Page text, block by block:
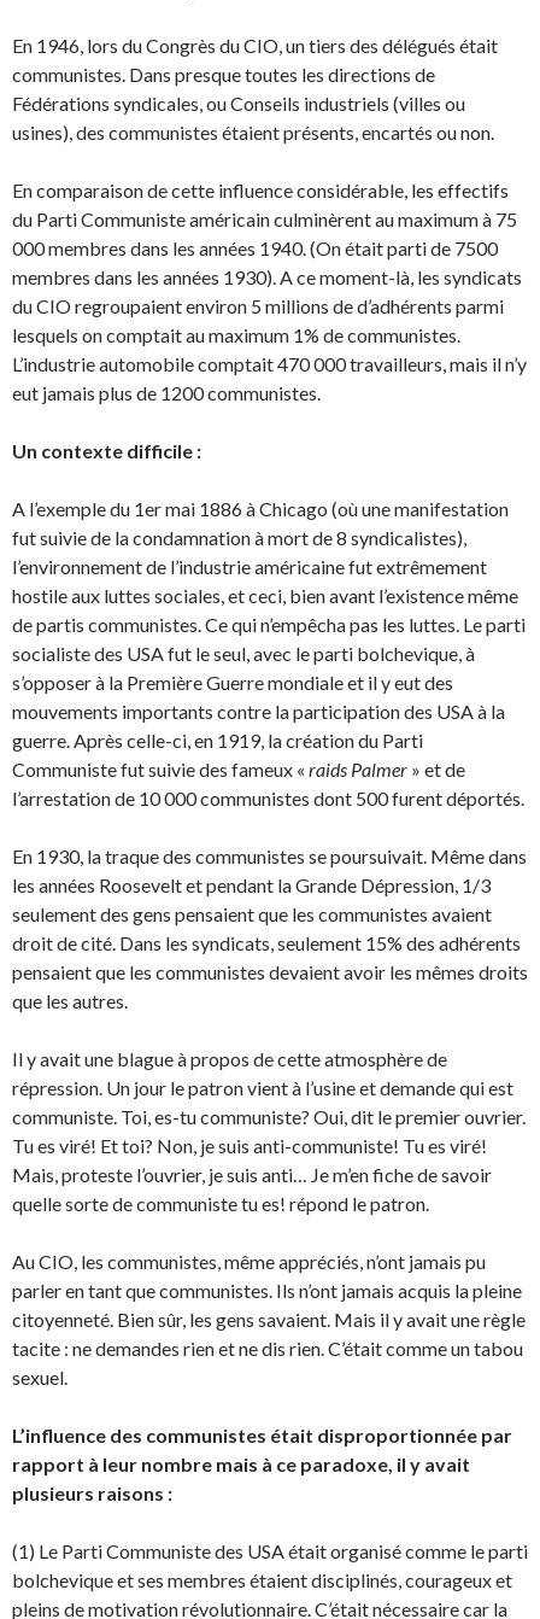
En 1946, lors du Congrès du CIO, un tiers des délégués était
communistes. Dans presque toutes les directions de
Fédérations syndicales, ou Conseils industriels (villes ou
usines), des communis­tes étaient présents, encartés ou non.
En comparaison de cette influence considérable, les effectifs
du Parti Communiste américain cul­minèrent au maximum à 75
000 membres dans les années 1940. (On était parti de 7500
membres dans les années 1930). A ce moment-là, les syndicats
du CIO regroupaient environ 5 millions de d’adhérents parmi
lesquels on comptait au maximum 1% de communistes.
L’industrie automobile comptait 470 000 travailleurs, mais il n’y
eut jamais plus de 1200 communistes.
Un contexte difficile :
A l’exemple du 1er mai 1886 à Chicago (où une manifestation
fut suivie de la condamnation à mort de 8 syndicalistes),
l’environnement de l’industrie américaine fut extrêmement
hostile aux luttes sociales, et ceci, bien avant l’existence même
de partis communistes. Ce qui n’empêcha pas les luttes. Le parti
socialiste des USA fut le seul, avec le parti bolchevique, à
s’opposer à la Pre­mière Guerre mondiale et il y eut des
mouvements importants contre la participation des USA à la
guerre. Après celle-ci, en 1919, la création du Parti
Communiste fut suivie des fameux « raids Palmer » et de
l’arrestation de 10 000 communistes dont 500 furent déportés.
En 1930, la traque des communistes se poursuivait. Même dans
les années Roosevelt et pendant la Grande Dépression, 1/3
seulement des gens pensaient que les communistes avaient
droit de cité. Dans les syndicats, seulement 15% des adhérents
pensaient que les communistes devaient avoir les mêmes droits
que les autres.
Il y avait une blague à propos de cette atmosphère de
répression. Un jour le patron vient à l’usine et demande qui est
communiste. Toi, es-tu communiste? Oui, dit le premier ouvrier.
Tu es viré! Et toi? Non, je suis anti-communiste! Tu es viré!
Mais, proteste l’ouvrier, je suis anti… Je m’en fiche de savoir
quelle sorte de communiste tu es! répond le patron.
Au CIO, les communistes, même appréciés, n’ont jamais pu
parler en tant que communistes. Ils n’ont jamais acquis la pleine
citoyenneté. Bien sûr, les gens savaient. Mais il y avait une règle
tacite : ne demandes rien et ne dis rien. C’était comme un tabou
sexuel.
L’influence des communistes était disproportionnée par
rapport à leur nombre mais à ce paradoxe, il y avait
plusieurs raisons :
(1) Le Parti Communiste des USA était organisé comme le parti
bolchevique et ses membres étaient disciplinés, courageux et
pleins de motivation révolutionnaire. C’était nécessaire car la